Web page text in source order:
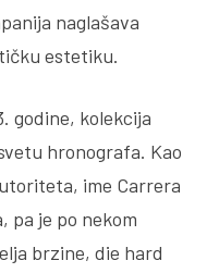
naglašava
estetiku.
godine, kolekcija
hronografa. Kao
ime Carrera
pa je po nekom
brzine, die hard